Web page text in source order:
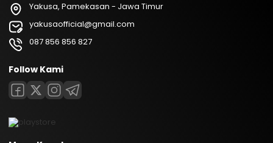
Yakusa, Pamekasan - Jawa Timur
yakusaofficial@gmail.com
087 856 856 827
Follow Kami